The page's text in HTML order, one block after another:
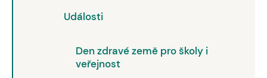
Události
Den zdravé země pro školy i
veřejnost